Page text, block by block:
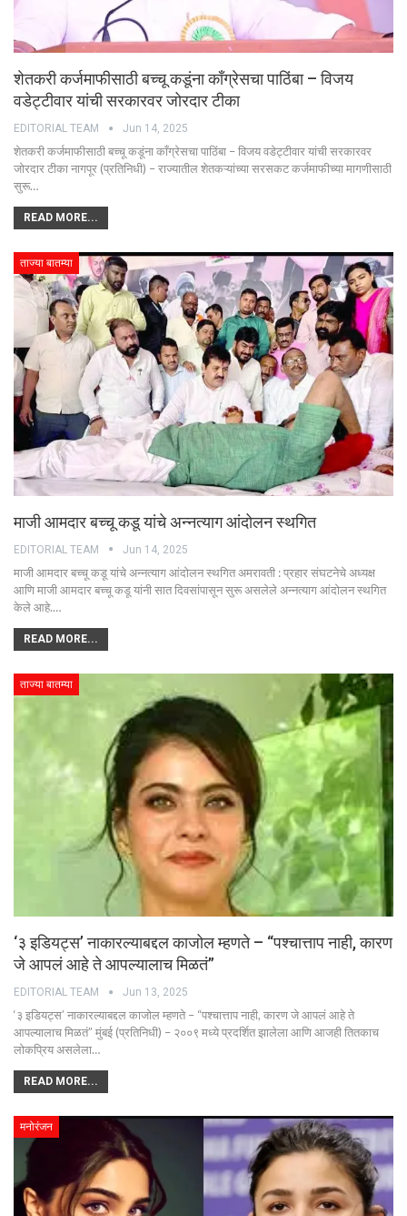
शेतकरी कर्जमाफीसाठी बच्चू कडूंना काँग्रेसचा पाठिंबा – विजय
वडेट्टीवार यांची सरकारवर जोरदार टीका
EDITORIAL TEAM Jun 14, 2025
शेतकरी कर्जमाफीसाठी बच्चू कडूंना काँग्रेसचा पाठिंबा – विजय वडेट्टीवार यांची सरकारवर
जोरदार टीका नागपूर (प्रतिनिधी) – राज्यातील शेतकऱ्यांच्या सरसकट कर्जमाफीच्या मागणीसाठी
सुरू…
READ MORE...
ताज्या बातम्या
माजी आमदार बच्चू कडू यांचे अन्नत्याग आंदोलन स्थगित
EDITORIAL TEAM Jun 14, 2025
माजी आमदार बच्चू कडू यांचे अन्नत्याग आंदोलन स्थगित अमरावती : प्रहार संघटनेचे अध्यक्ष
आणि माजी आमदार बच्चू कडू यांनी सात दिवसांपासून सुरू असलेले अन्नत्याग आंदोलन स्थगित
केले आहे.…
READ MORE...
ताज्या बातम्या
‘३ इडियट्स’ नाकारल्याबद्दल काजोल म्हणते – “पश्चात्ताप नाही, कारण
जे आपलं आहे ते आपल्यालाच मिळतं”
EDITORIAL TEAM Jun 13, 2025
‘३ इडियट्स’ नाकारल्याबद्दल काजोल म्हणते – “पश्चात्ताप नाही, कारण जे आपलं आहे ते
आपल्यालाच मिळतं” मुंबई (प्रतिनिधी) – २००९ मध्ये प्रदर्शित झालेला आणि आजही तितकाच
लोकप्रिय असलेला…
READ MORE...
मनोरंजन